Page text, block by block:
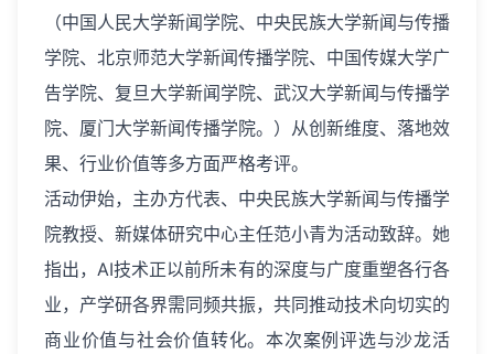
（中国人民大学新闻学院、中央民族大学新闻与传播
学院、北京师范大学新闻传播学院、中国传媒大学广
告学院、复旦大学新闻学院、武汉大学新闻与传播学
院、厦门大学新闻传播学院。）从创新维度、落地效
果、行业价值等多方面严格考评。
活动伊始，主办方代表、中央民族大学新闻与传播学
院教授、新媒体研究中心主任范小青为活动致辞。她
指出，AI技术正以前所未有的深度与广度重塑各行各
业，产学研各界需同频共振，共同推动技术向切实的
商业价值与社会价值转化。本次案例评选与沙龙活